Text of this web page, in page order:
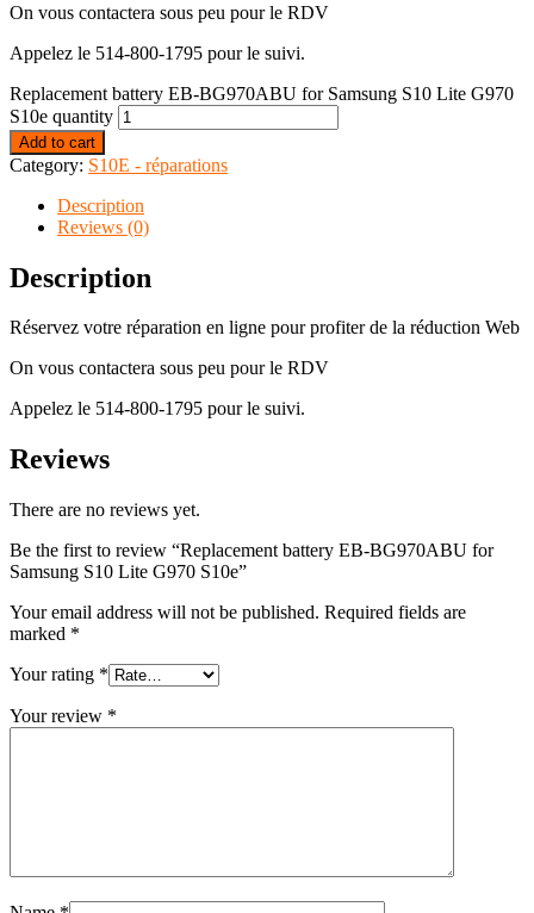
On vous contactera sous peu pour le RDV
Appelez le 514-800-1795 pour le suivi.
Replacement battery EB-BG970ABU for Samsung S10 Lite G970
S10e quantity
Add to cart
Category: S10E - réparations
Description
Reviews (0)
Description
Réservez votre réparation en ligne pour profiter de la réduction Web
On vous contactera sous peu pour le RDV
Appelez le 514-800-1795 pour le suivi.
Reviews
There are no reviews yet.
Be the first to review “Replacement battery EB-BG970ABU for
Samsung S10 Lite G970 S10e”
Your email address will not be published. Required fields are
marked *
Your rating *
Your review *